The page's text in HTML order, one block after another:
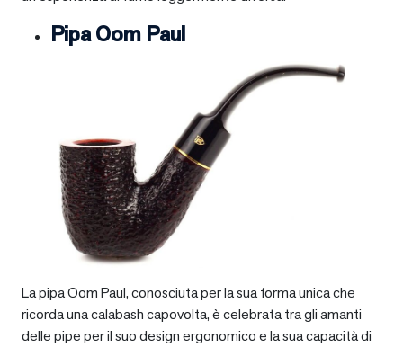
Pipa Oom Paul
La pipa Oom Paul, conosciuta per la sua forma unica che
ricorda una calabash capovolta, è celebrata tra gli amanti
delle pipe per il suo design ergonomico e la sua capacità di